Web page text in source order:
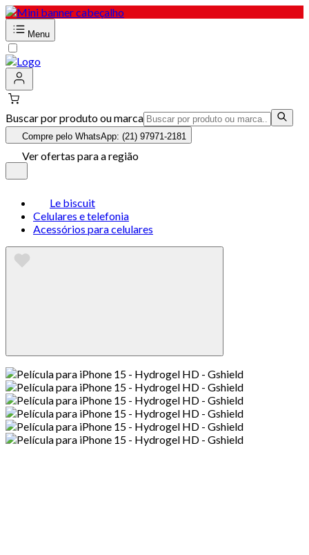
Menu
Buscar por produto ou marca
Compre pelo WhatsApp: (21) 97971-2181
Ver ofertas para a região
Le biscuit
Celulares e telefonia
Acessórios para celulares